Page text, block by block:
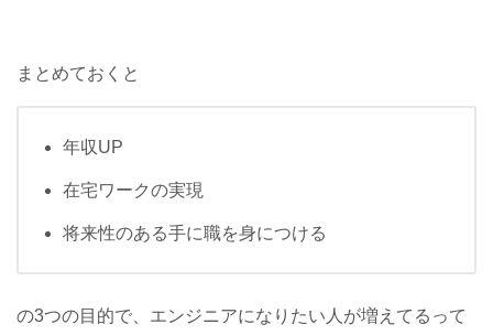
まとめておくと
年収UP
在宅ワークの実現
将来性のある手に職を身につける
の3つの目的で、エンジニアになりたい人が増えてるって